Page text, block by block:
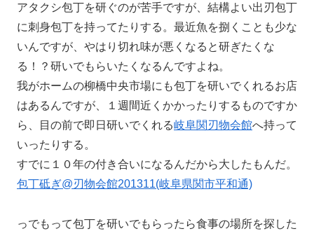
アタクシ包丁を研ぐのが苦手ですが、結構よい出刃包丁
に刺身包丁を持ってたりする。最近魚を捌くことも少な
いんですが、やはり切れ味が悪くなると研ぎたくな
る！？研いでもらいたくなるんですよね。
我がホームの柳橋中央市場にも包丁を研いでくれるお店
はあるんですが、１週間近くかかったりするものですか
ら、目の前で即日研いでくれる岐阜関刃物会館へ持って
いったりする。
すでに１０年の付き合いになるんだから大したもんだ。
包丁砥ぎ@刃物会館201311(岐阜県関市平和通)
っでもって包丁を研いでもらったら食事の場所を探した